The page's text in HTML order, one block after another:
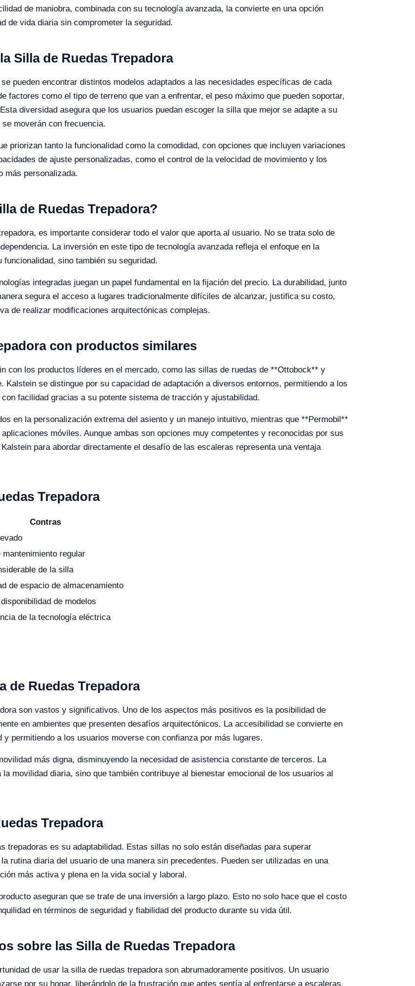
de maniobra, combinada con su tecnología avanzada, la convierte en una opción
de vida diaria sin comprometer la seguridad.
Silla de Ruedas Trepadora
pueden encontrar distintos modelos adaptados a las necesidades específicas de cada
factores como el tipo de terreno que van a enfrentar, el peso máximo que pueden soportar,
diversidad asegura que los usuarios puedan escoger la silla que mejor se adapte a su
moverán con frecuencia.
priorizan tanto la funcionalidad como la comodidad, con opciones que incluyen variaciones
de ajuste personalizadas, como el control de la velocidad de movimiento y los
más personalizada.
de Ruedas Trepadora?
es importante considerar todo el valor que aporta al usuario. No se trata solo de
La inversión en este tipo de tecnología avanzada refleja el enfoque en la
sino también su seguridad.
integradas juegan un papel fundamental en la fijación del precio. La durabilidad, junto
segura el acceso a lugares tradicionalmente difíciles de alcanzar, justifica su costo,
de realizar modificaciones arquitectónicas complejas.
con productos similares
con los productos líderes en el mercado, como las sillas de ruedas de **Ottobock** y
se distingue por su capacidad de adaptación a diversos entornos, permitiendo a los
facilidad gracias a su potente sistema de tracción y ajustabilidad.
en la personalización extrema del asiento y un manejo intuitivo, mientras que **Permobil**
móviles. Aunque ambas son opciones muy competentes y reconocidas por sus
para abordar directamente el desafío de las escaleras representa una ventaja
Trepadora
Contras
mantenimiento regular
de la silla
de espacio de almacenamiento
de modelos
de la tecnología eléctrica
de Ruedas Trepadora
son vastos y significativos. Uno de los aspectos más positivos es la posibilidad de
en ambientes que presenten desafíos arquitectónicos. La accesibilidad se convierte en
y permitiendo a los usuarios moverse con confianza por más lugares.
más digna, disminuyendo la necesidad de asistencia constante de terceros. La
movilidad diaria, sino que también contribuye al bienestar emocional de los usuarios al
Trepadora
trepadoras es su adaptabilidad. Estas sillas no solo están diseñadas para superar
rutina diaria del usuario de una manera sin precedentes. Pueden ser utilizadas en una
más activa y plena en la vida social y laboral.
aseguran que se trate de una inversión a largo plazo. Esto no solo hace que el costo
en términos de seguridad y fiabilidad del producto durante su vida útil.
sobre las Silla de Ruedas Trepadora
de usar la silla de ruedas trepadora son abrumadoramente positivos. Un usuario
por su hogar, liberándolo de la frustración que antes sentía al enfrentarse a escaleras.